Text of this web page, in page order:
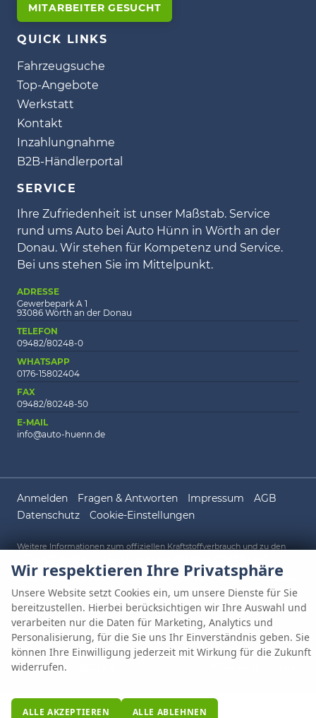
MITARBEITER GESUCHT
QUICK LINKS
Fahrzeugsuche
Top-Angebote
Werkstatt
Kontakt
Inzahlungnahme
B2B-Händlerportal
SERVICE
Ihre Zufriedenheit ist unser Maßstab. Service
rund ums Auto bei Auto Hünn in Wörth an der
Donau. Wir stehen für Kompetenz und Service.
Bei uns stehen Sie im Mittelpunkt.
ADRESSE
Gewerbepark A 1
93086 Wörth an der Donau
TELEFON
09482/80248-0
WHATSAPP
0176-15802404
FAX
09482/80248-50
E-MAIL
info@auto-huenn.de
Anmelden Fragen & Antworten Impressum
AGB
Datenschutz
Cookie-Einstellungen
Weitere Informationen zum offiziellen Kraftstoffverbrauch und zu den
Stromverbrauch neuer PKW können dem 'Leitfaden über den offiziellen
Kraftstoffverbrauch, die offiziellen spezifischen CO -Emissionen und den
offiziellen Stromverbrauch neuer PKW' entnommen werden, der an allen
Verkaufsstellen und bei der 'Deutschen Automobil Treuhand GmbH'
unentgeltlich erhältlich ist unter www.dat.de.
© 2026 AUTO HÜNN OHG,Gewerbepark A 1,93086Wörth an der
Donau,09482/80248-0
Wir respektieren Ihre Privatsphäre
Unsere Website setzt Cookies ein, um unsere Dienste für Sie
bereitzustellen. Hierbei berücksichtigen wir Ihre Auswahl und
verarbeiten nur die Daten für Marketing, Analytics und
Personalisierung, für die Sie uns Ihr Einverständnis geben. Sie
können Ihre Einwilligung jederzeit mit Wirkung für die Zukunft
widerrufen.
ALLE AKZEPTIEREN ALLE ABLEHNEN